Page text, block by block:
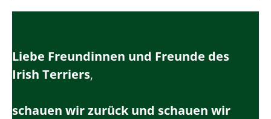
Liebe Freundinnen und Freunde des
Irish Terriers,
schauen wir zurück und schauen wir